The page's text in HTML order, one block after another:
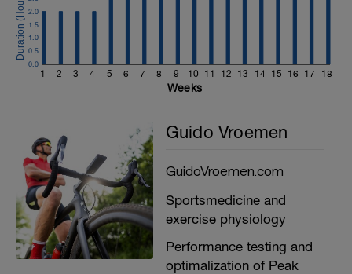
1 2 3 4 5 6 7 8 9 10 11 12 13 14 15 16 17 18
0.0
0.5
1.0
1.5
2.0
Weeks
Guido Vroemen
GuidoVroemen.com
Sportsmedicine and
exercise physiology
Performance testing and
optimalization of Peak